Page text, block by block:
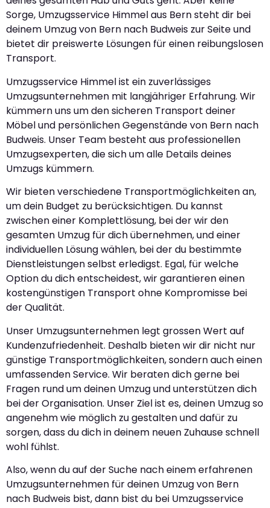
Sorge, Umzugsservice Himmel aus Bern steht dir bei
deinem Umzug von Bern nach Budweis zur Seite und
bietet dir preiswerte Lösungen für einen reibungslosen
Transport.
Umzugsservice Himmel ist ein zuverlässiges
Umzugsunternehmen mit langjähriger Erfahrung. Wir
kümmern uns um den sicheren Transport deiner
Möbel und persönlichen Gegenstände von Bern nach
Budweis. Unser Team besteht aus professionellen
Umzugsexperten, die sich um alle Details deines
Umzugs kümmern.
Wir bieten verschiedene Transportmöglichkeiten an,
um dein Budget zu berücksichtigen. Du kannst
zwischen einer Komplettlösung, bei der wir den
gesamten Umzug für dich übernehmen, und einer
individuellen Lösung wählen, bei der du bestimmte
Dienstleistungen selbst erledigst. Egal, für welche
Option du dich entscheidest, wir garantieren einen
kostengünstigen Transport ohne Kompromisse bei
der Qualität.
Unser Umzugsunternehmen legt grossen Wert auf
Kundenzufriedenheit. Deshalb bieten wir dir nicht nur
günstige Transportmöglichkeiten, sondern auch einen
umfassenden Service. Wir beraten dich gerne bei
Fragen rund um deinen Umzug und unterstützen dich
bei der Organisation. Unser Ziel ist es, deinen Umzug so
angenehm wie möglich zu gestalten und dafür zu
sorgen, dass du dich in deinem neuen Zuhause schnell
wohl fühlst.
Also, wenn du auf der Suche nach einem erfahrenen
Umzugsunternehmen für deinen Umzug von Bern
nach Budweis bist, dann bist du bei Umzugsservice